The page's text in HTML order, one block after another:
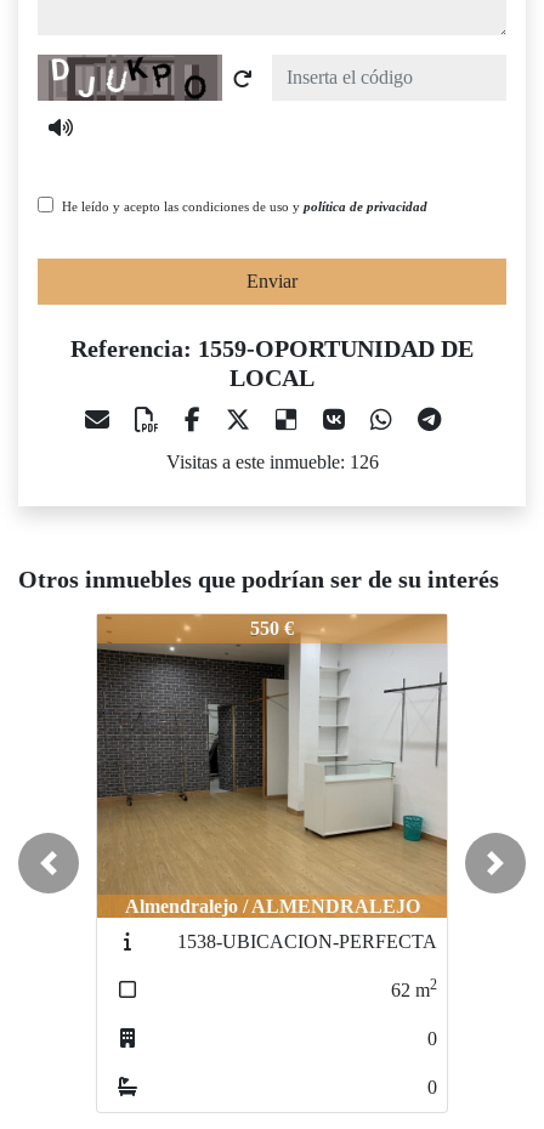
Captcha
He leído y acepto las condiciones de uso y política de privacidad
Enviar
Referencia: 1559-OPORTUNIDAD DE
LOCAL
Visitas a este inmueble: 126
Otros inmuebles que podrían ser de su interés
1559-OPORTUNIDAD DE LOCAL
550 €
Almendralejo / ALMENDRALEJO
1538-UBICACION-PERFECTA
m2
1559-OPORTUNIDAD DE LOCAL
Almendralejo / ALMENDRALEJO
1561-INMEJORABLELOCAL
Previous Next